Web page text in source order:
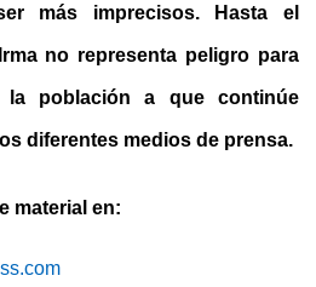
más imprecisos. Hasta el
no representa peligro para
la población a que continúe
diferentes medios de prensa.
material en: